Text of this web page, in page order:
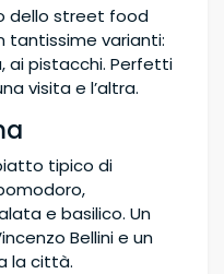
dello street food
tantissime varianti:
ai pistacchi. Perfetti
visita e l’altra.
tipico di
e basilico. Un
Bellini e un
la città.